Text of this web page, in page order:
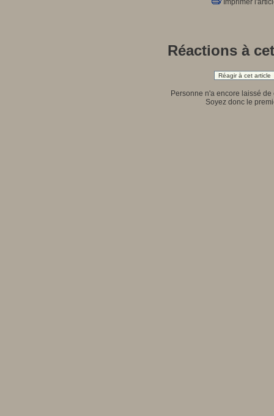
Imprimer
Réactions à
Réagir à cet article
Personne n'a encore laissé de
Soyez donc le